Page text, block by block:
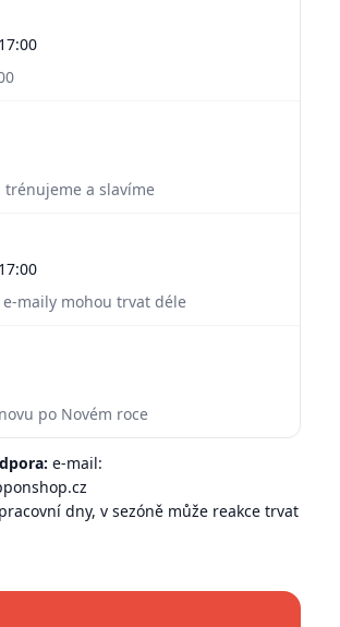
trénujeme a slavíme
maily mohou trvat déle
po Novém roce
e-mail:
dny, v sezóně může reakce trvat